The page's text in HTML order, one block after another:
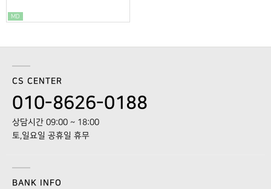
MD
CS CENTER
010-8626-0188
상담시간 09:00 ~ 18:00
토,일요일 공휴일 휴무
BANK INFO